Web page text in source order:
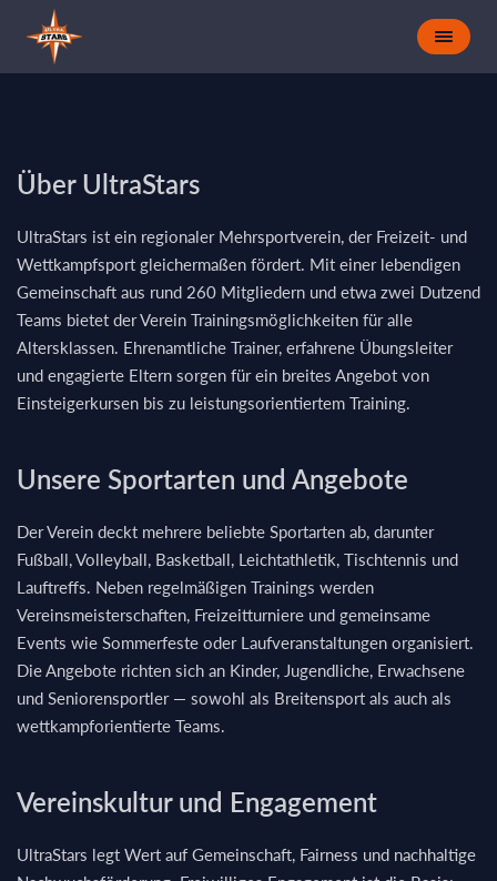
Über UltraStars
UltraStars ist ein regionaler Mehrsportverein, der Freizeit- und
Wettkampfsport gleichermaßen fördert. Mit einer lebendigen
Gemeinschaft aus rund 260 Mitgliedern und etwa zwei Dutzend
Teams bietet der Verein Trainingsmöglichkeiten für alle
Altersklassen. Ehrenamtliche Trainer, erfahrene Übungsleiter
und engagierte Eltern sorgen für ein breites Angebot von
Einsteigerkursen bis zu leistungsorientiertem Training.
Unsere Sportarten und Angebote
Der Verein deckt mehrere beliebte Sportarten ab, darunter
Fußball, Volleyball, Basketball, Leichtathletik, Tischtennis und
Lauftreffs. Neben regelmäßigen Trainings werden
Vereinsmeisterschaften, Freizeitturniere und gemeinsame
Events wie Sommerfeste oder Laufveranstaltungen organisiert.
Die Angebote richten sich an Kinder, Jugendliche, Erwachsene
und Seniorensportler — sowohl als Breitensport als auch als
wettkampforientierte Teams.
Vereinskultur und Engagement
UltraStars legt Wert auf Gemeinschaft, Fairness und nachhaltige